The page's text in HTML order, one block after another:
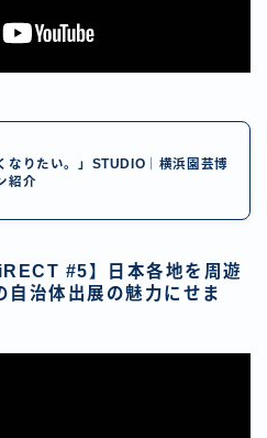
なりたい。」STUDIO｜横浜園芸博
紹介
#5】日本各地を周遊
自治体出展の魅力にせま